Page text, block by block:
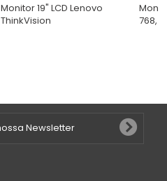
Monitor 19" LCD Lenovo
ThinkVision
768,